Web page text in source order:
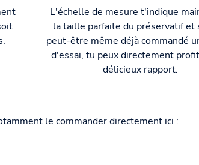
L'échelle de mesure t'indique
la taille parfaite du préservatif et
peut-être même déjà commandé
d'essai, tu peux directement
délicieux rapport.
le commander directement ici :